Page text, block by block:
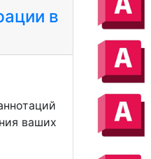
в
ваших